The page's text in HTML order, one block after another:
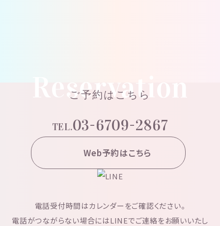
Reservation
ご予約はこちら
TEL.03-6709-2867
Web予約はこちら
電話受付時間はカレンダーをご確認ください。
電話がつながらない場合にはLINEでご連絡をお願いいたし